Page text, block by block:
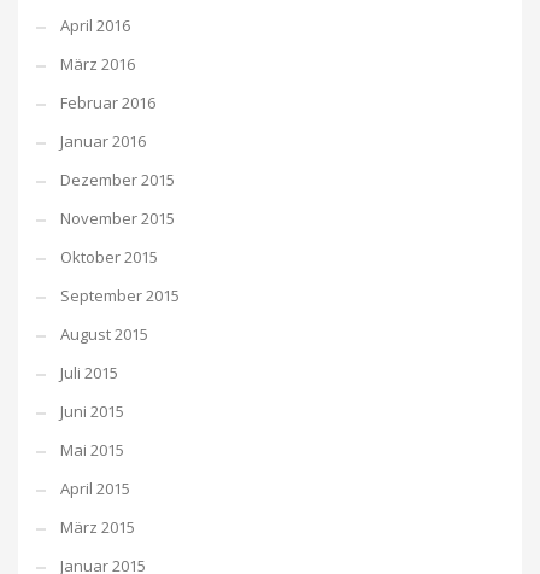
April 2016
März 2016
Februar 2016
Januar 2016
Dezember 2015
November 2015
Oktober 2015
September 2015
August 2015
Juli 2015
Juni 2015
Mai 2015
April 2015
März 2015
Januar 2015